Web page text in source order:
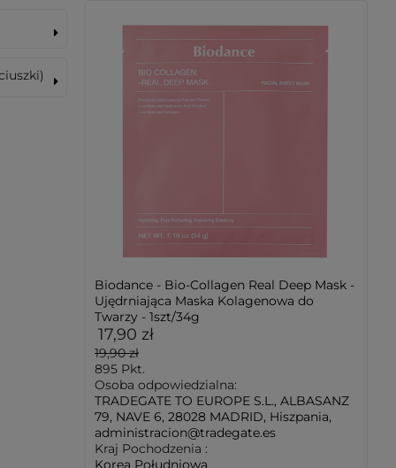
Biodance - Bio-Collagen Real Deep Mask -
Ujędrniająca Maska Kolagenowa do
Twarzy - 1szt/34g
17,90 zł
19,90 zł
895 Pkt.
Osoba odpowiedzialna:
TRADEGATE TO EUROPE S.L., ALBASANZ
79, NAVE 6, 28028 MADRID, Hiszpania,
administracion@tradegate.es
Kraj Pochodzenia :
Korea Południowa